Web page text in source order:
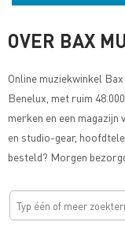
OVER BAX
Online muziekwinkel
Benelux, met ruim
merken en een magazijn
en studio-gear,
besteld? Morgen